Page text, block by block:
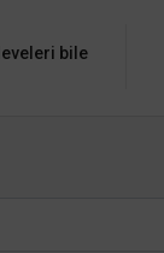
bile